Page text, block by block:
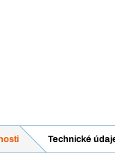
Technické